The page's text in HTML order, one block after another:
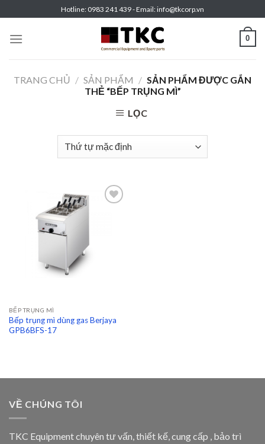
to
content
Hotline: 0983 241 439 - Email: info@tkcorp.vn
0
TRANG CHỦ / SẢN PHẨM / SẢN PHẨM ĐƯỢC GẮN
THẺ “BẾP TRỤNG MÌ”
LỌC
BẾP TRỤNG MÌ
Bếp trụng mì dùng gas Berjaya
GPB6BFS-17
VỀ CHÚNG TÔI
TKC Equipment chuyên tư vấn, thiết kế, cung cấp , bảo trì